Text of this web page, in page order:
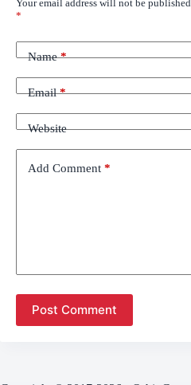
Your email address will not be published.
*
Name*
Email*
Website
Add Comment *
Post Comment